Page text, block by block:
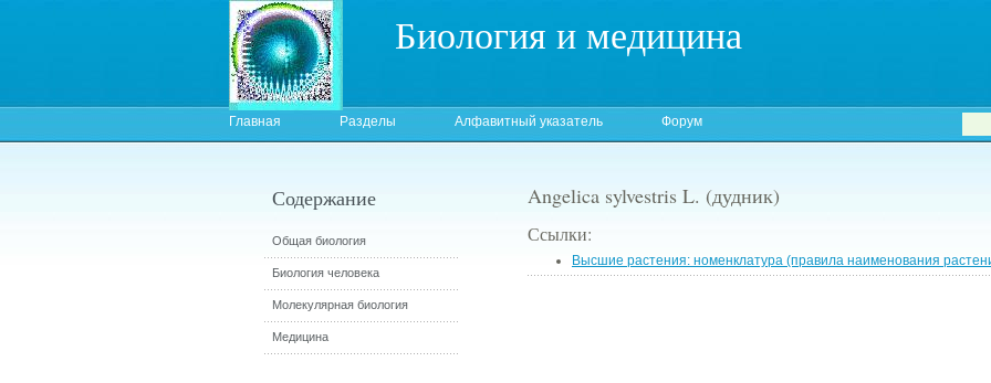
Биология и медицина
Главная Разделы Алфавитный указатель Форум
Angelica sylvestris L. (дудник)
Ссылки:
Высшие растения: номенклатура (правила наименования
Содержание
Общая биология
Биология человека
Молекулярная биология
Медицина